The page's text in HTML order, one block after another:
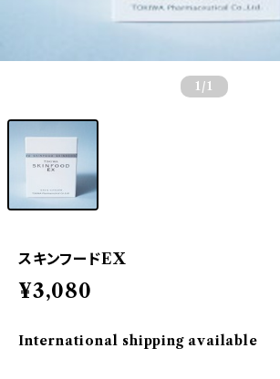
1 /1
スキンフードEX
¥3,080
International shipping available